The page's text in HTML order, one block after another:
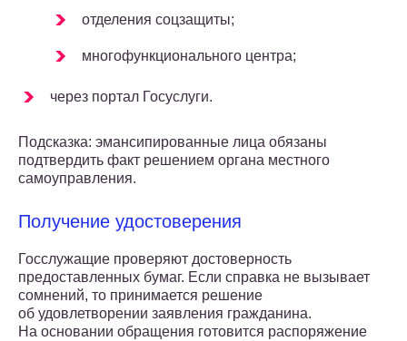
отделения соцзащиты;
многофункционального центра;
через портал Госуслуги.
Подсказка: эмансипированные лица обязаны
подтвердить факт решением органа местного
самоуправления.
Получение удостоверения
Госслужащие проверяют достоверность
предоставленных бумаг. Если справка не вызывает
сомнений, то принимается решение
об удовлетворении заявления гражданина.
На основании обращения готовится распоряжение